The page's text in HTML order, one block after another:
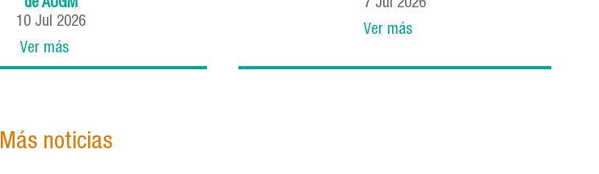
de AUGM
10 Jul 2026
Ver más
7 Jul 2026
Ver más
Más noticias